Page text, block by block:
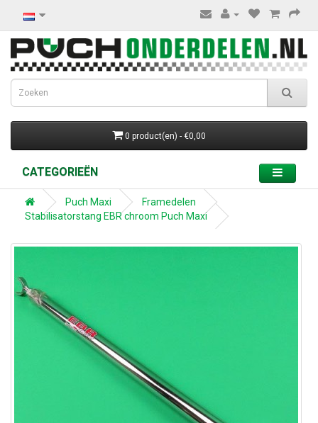
0 product(en) - €0,00
CATEGORIEËN
Puch Maxi
Framedelen
Stabilisatorstang EBR chroom Puch Maxi